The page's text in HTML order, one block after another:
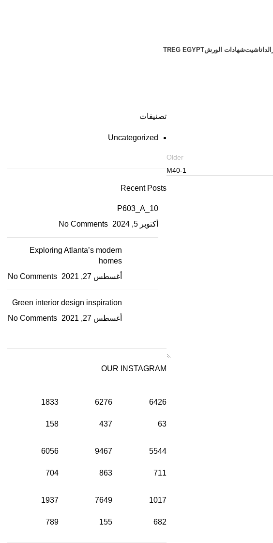
الداتاشيتشهادات الورشTREG EGYPT
Older
M40-1
تصنيفات
Uncategorized
Recent Posts
P603_A_10
أكتوبر 5, 2024
No Comments
Exploring Atlanta’s modern
homes
أغسطس 27, 2021
No Comments
Green interior design inspiration
أغسطس 27, 2021
No Comments
OUR INSTAGRAM
6426
63
6276
437
1833
158
5544
711
9467
863
6056
704
1017
682
7649
155
1937
789